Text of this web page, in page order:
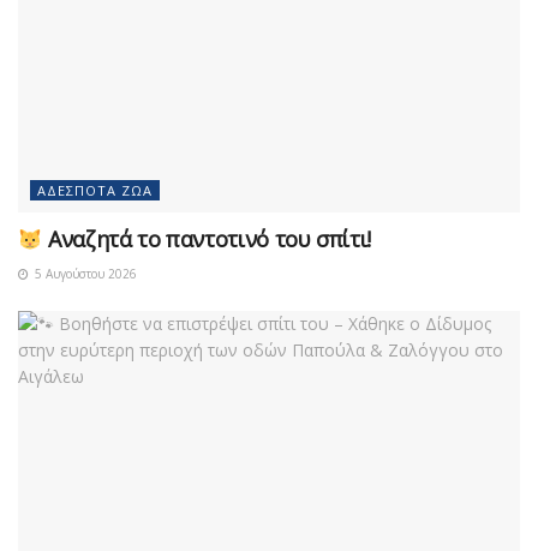
ΑΔΈΣΠΟΤΑ ΖΏΑ
Αναζητά το παντοτινό του σπίτι!
5 Αυγούστου 2026